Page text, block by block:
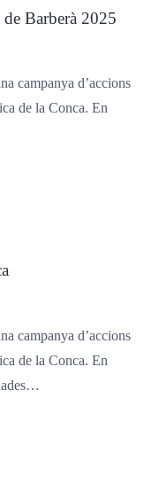
Barberà 2025
campanya d’accions
de la Conca. En
campanya d’accions
de la Conca. En